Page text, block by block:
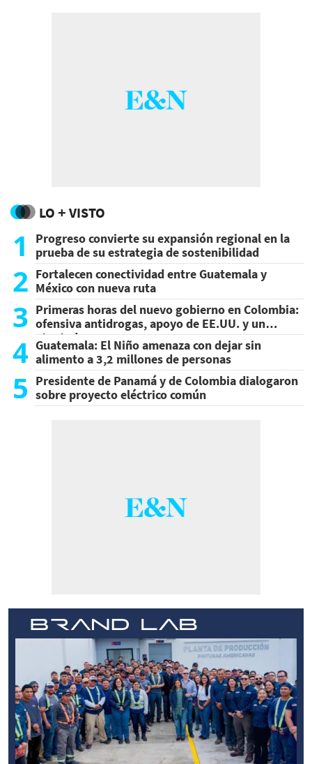
LO + VISTO
1
Progreso convierte su expansión regional en la
prueba de su estrategia de sostenibilidad
2 Fortalecen conectividad entre Guatemala y
México con nueva ruta
3 Primeras horas del nuevo gobierno en Colombia:
ofensiva antidrogas, apoyo de EE.UU. y un
atentado
4 Guatemala: El Niño amenaza con dejar sin
alimento a 3,2 millones de personas
5 Presidente de Panamá y de Colombia dialogaron
sobre proyecto eléctrico común